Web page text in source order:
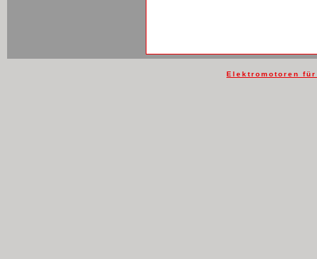
Elektromotoren